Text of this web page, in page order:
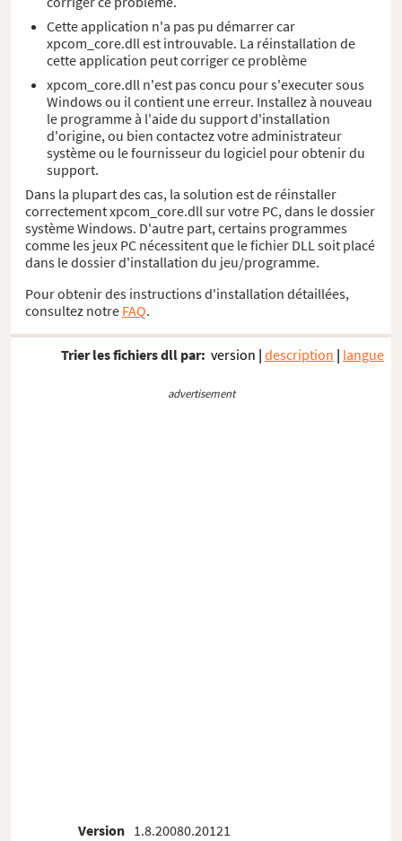
Cette application n'a pas pu démarrer car
xpcom_core.dll est introuvable. La réinstallation de
cette application peut corriger ce problème
xpcom_core.dll n'est pas concu pour s'executer sous
Windows ou il contient une erreur. Installez à nouveau
le programme à l'aide du support d'installation
d'origine, ou bien contactez votre administrateur
système ou le fournisseur du logiciel pour obtenir du
support.
Dans la plupart des cas, la solution est de réinstaller
correctement xpcom_core.dll sur votre PC, dans le dossier
système Windows. D'autre part, certains programmes
comme les jeux PC nécessitent que le fichier DLL soit placé
dans le dossier d'installation du jeu/programme.
Pour obtenir des instructions d'installation détaillées,
consultez notre FAQ.
Trier les fichiers dll par: version | description | langue
advertisement
Version 1.8.20080.20121